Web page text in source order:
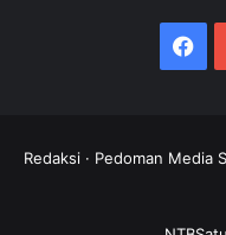
Redaksi · Pedoman Media